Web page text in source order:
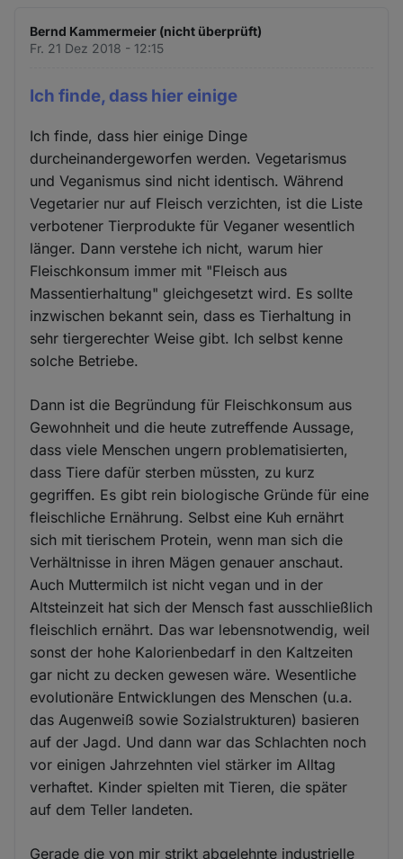
Bernd Kammermeier (nicht überprüft)
Fr. 21 Dez 2018 - 12:15
Ich finde, dass hier einige
Ich finde, dass hier einige Dinge
durcheinandergeworfen werden. Vegetarismus
und Veganismus sind nicht identisch. Während
Vegetarier nur auf Fleisch verzichten, ist die Liste
verbotener Tierprodukte für Veganer wesentlich
länger. Dann verstehe ich nicht, warum hier
Fleischkonsum immer mit "Fleisch aus
Massentierhaltung" gleichgesetzt wird. Es sollte
inzwischen bekannt sein, dass es Tierhaltung in
sehr tiergerechter Weise gibt. Ich selbst kenne
solche Betriebe.
Dann ist die Begründung für Fleischkonsum aus
Gewohnheit und die heute zutreffende Aussage,
dass viele Menschen ungern problematisierten,
dass Tiere dafür sterben müssten, zu kurz
gegriffen. Es gibt rein biologische Gründe für eine
fleischliche Ernährung. Selbst eine Kuh ernährt
sich mit tierischem Protein, wenn man sich die
Verhältnisse in ihren Mägen genauer anschaut.
Auch Muttermilch ist nicht vegan und in der
Altsteinzeit hat sich der Mensch fast ausschließlich
fleischlich ernährt. Das war lebensnotwendig, weil
sonst der hohe Kalorienbedarf in den Kaltzeiten
gar nicht zu decken gewesen wäre. Wesentliche
evolutionäre Entwicklungen des Menschen (u.a.
das Augenweiß sowie Sozialstrukturen) basieren
auf der Jagd. Und dann war das Schlachten noch
vor einigen Jahrzehnten viel stärker im Alltag
verhaftet. Kinder spielten mit Tieren, die später
auf dem Teller landeten.
Gerade die von mir strikt abgelehnte industrielle